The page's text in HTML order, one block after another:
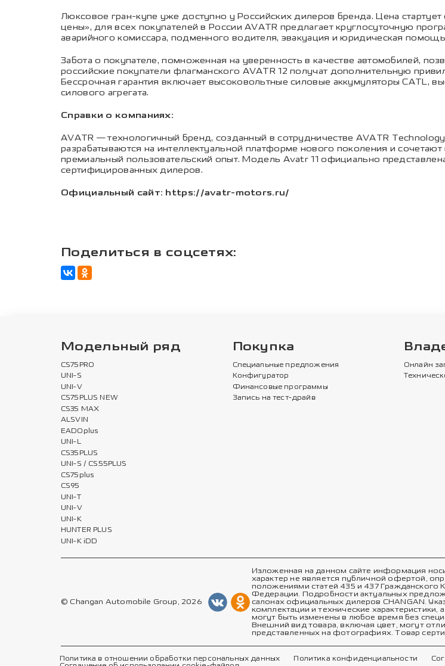
Люксовое гран-купе уже доступно у Российских дилеров бренда. Цена
цены», для всех покупателей в России AVATR предлагает круглосуточную
аварийного комиссара, подменного водителя, эвакуация и юридическая
Забота о покупателе, помноженная на уверенность в качестве автомобилей,
российские покупатели флагманского AVATR 12 получат дополнительную
Бессрочная гарантия включает высоковольтные силовые аккумуляторы CATL,
силового агрегата.
Справки о компаниях:
AVATR — технологичный бренд, созданный в сотрудничестве AVATR
разрабатываются на интеллектуальной платформе нового поколения и
премиальный пользовательский опыт. Модель Avatr 11 официально
сертифицированных дилеров.
Официальный сайт: https://avatr-motors.ru/
Поделиться в соцсетях:
Модельный ряд
CS75PRO
UNI-S
UNI-V
CS75PLUS NEW
CS35 MAX
ALSVIN
EADOplus
UNI-L
CS35PLUS
UNI-S / CS55PLUS
CS75plus
CS95
UNI-T
UNI-V
UNI-K
HUNTER PLUS
UNI-K iDD
Покупка
Специальные предложения
Конфигуратор
Финансовые программы
Запись на тест-драйв
Онлайн
© Changan Automobile Group, 2026
Изложенная на данном сайте информация
характер не является публичной офертой,
положениями статей 435 и 437 Гражданского
Федерации. Подробности актуальных
салонах официальных дилеров CHANGAN.
комплектации и технические характеристики,
могут быть изменены в любое время без
Внешний вид товара, включая цвет, могут
представленных на фотографиях. Товар
Политика в отношении обработки персональных данных Политика конфиденциальности